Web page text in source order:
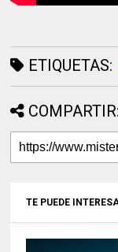
ETIQUETAS:
COMPARTIR:
TE PUEDE